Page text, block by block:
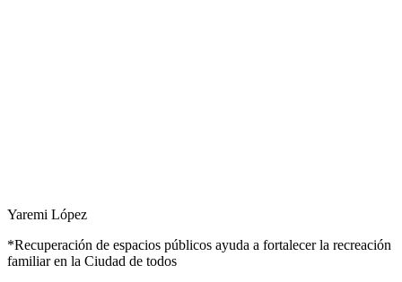
Yaremi López
*Recuperación de espacios públicos ayuda a fortalecer la recreación
familiar en la Ciudad de todos